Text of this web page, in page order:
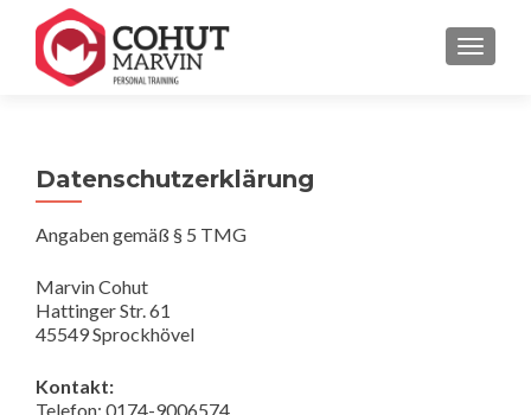
Datenschutzerklärung
Angaben gemäß § 5 TMG
Marvin Cohut
Hattinger Str. 61
45549 Sprockhövel
Kontakt:
Telefon: 0174-9006574